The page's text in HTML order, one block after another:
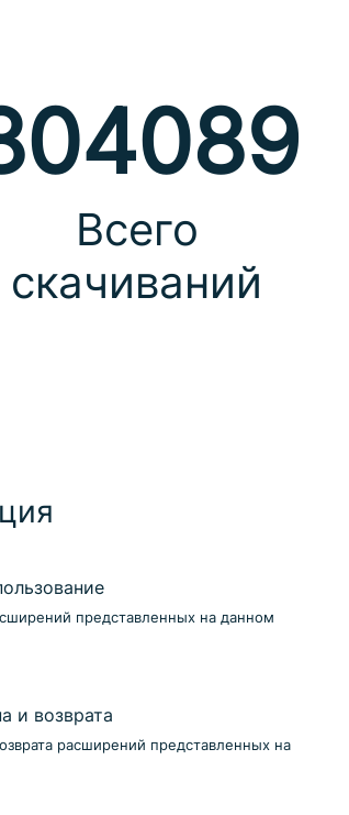
Всего
скачиваний
представленных на данном
и возврата
расширений представленных на